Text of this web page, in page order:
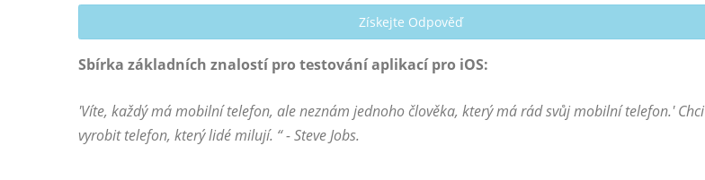
Získejte Odpověď
Sbírka základních znalostí pro testování aplikací pro iOS:
'Víte, každý má mobilní telefon, ale neznám jednoho člověka, který má rád svůj mobilní telefon.' Chci
vyrobit telefon, který lidé milují. “ - Steve Jobs.